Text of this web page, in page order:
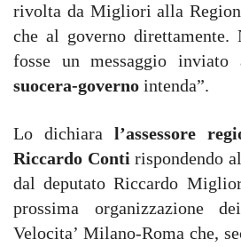
rivolta da Migliori alla
che al governo direttamente.
fosse un messaggio
suocera-governo intenda”.
Lo dichiara l’assessore
Riccardo Conti rispondendo
dal deputato Riccardo
prossima
Velocita’ Milano-Roma che,